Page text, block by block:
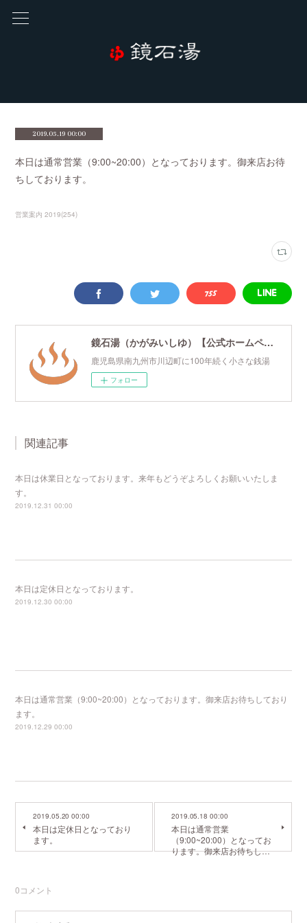
2019.05.19 00:00
本日は通常営業（9:00~20:00）となっております。御来店お待
ちしております。
営業案内 2019(254)
鏡石湯（かがみいしゆ）【公式ホームページ】
鹿児島県南九州市川辺町に100年続く小さな銭湯
フォロー
関連記事
本日は休業日となっております。来年もどうぞよろしくお願いいたしま
す。
2019.12.31 00:00
本日は定休日となっております。
2019.12.30 00:00
本日は通常営業（9:00~20:00）となっております。御来店お待ちしており
ます。
2019.12.29 00:00
2019.05.20 00:00
本日は定休日となっており
ます。
2019.05.18 00:00
本日は通常営業
（9:00~20:00）となってお
ります。御来店お待ちし…
0コメント